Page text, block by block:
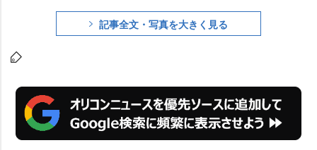
還した「はやぶさ」、簡易ブロ
グ・ツイッターで“今やっている
事・いる場所”意味する「なう」な
かけでお馴染みのWコロン・ねづ
っちの「ととのいました」、蓮舫
行政刷新相が事業仕分け中に発し
記事全文・写真を大きく見る